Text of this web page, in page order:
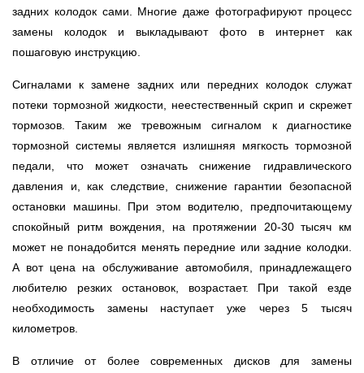
задних колодок сами. Многие даже фотографируют процесс
замены колодок и выкладывают фото в интернет как
пошаговую инструкцию.
Сигналами к замене задних или передних колодок служат
потеки тормозной жидкости, неестественный скрип и скрежет
тормозов. Таким же тревожным сигналом к диагностике
тормозной системы является излишняя мягкость тормозной
педали, что может означать снижение гидравлического
давления и, как следствие, снижение гарантии безопасной
остановки машины. При этом водителю, предпочитающему
спокойный ритм вождения, на протяжении 20-30 тысяч км
может не понадобится менять передние или задние колодки.
А вот цена на обслуживание автомобиля, принадлежащего
любителю резких остановок, возрастает. При такой езде
необходимость замены наступает уже через 5 тысяч
километров.
В отличие от более современных дисков для замены